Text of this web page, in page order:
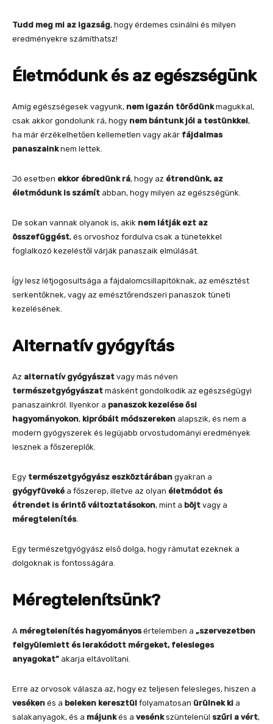
Tudd meg mi az igazság, hogy érdemes csinálni és milyen
eredményekre számíthatsz!
Életmódunk és az egészségünk
Amíg egészségesek vagyunk, nem igazán törődünkmagukkal,
csak akkor gondolunk rá, hogy nem bántunk jól a testünkkel,
ha már érzékelhetően kellemetlen vagy akár fájdalmas
panaszainknem lettek.
Jó esetben ekkor ébredünk rá, hogy az étrendünk, az
életmódunk is számít abban, hogy milyen az egészségünk.
De sokan vannak olyanok is, akik nem látják ezt az
összefüggést, és orvoshoz fordulva csak a tünetekkel
foglalkozó kezeléstől várják panaszaik elmúlását.
Így lesz létjogosultsága a fájdalomcsillapítóknak, az emésztést
serkentőknek, vagy az emésztőrendszeri panaszok tüneti
kezelésének.
Alternatív gyógyítás
Az alternatív gyógyászat vagy más néven
természetgyógyászat másként gondolkodik az egészségügyi
panaszainkról. Ilyenkor a panaszok kezelése ősi
hagyományokon, kipróbált módszereken alapszik, és nem a
modern gyógyszerek és legújabb orvostudományi eredmények
lesznek a főszereplők.
Egy természetgyógyász eszköztárában gyakran a
gyógyfüveké a főszerep, illetve az olyan életmódot és
étrendet is érintő változtatásokon, mint a böjt vagy a
méregtelenítés.
Egy természetgyógyász első dolga, hogy rámutat ezeknek a
dolgoknak is fontosságára.
Méregtelenítsünk?
A méregtelenítés hagyományosértelemben a „szervezetben
felgyülemlett és lerakódott mérgeket, felesleges
anyagokat” akarja eltávolítani.
Erre az orvosok válasza az, hogy ez teljesen felesleges, hiszen a
veséken és a beleken keresztül folyamatosan ürülnek ki a
salakanyagok, és a májunkés a vesénkszüntelenül szűri a vért,